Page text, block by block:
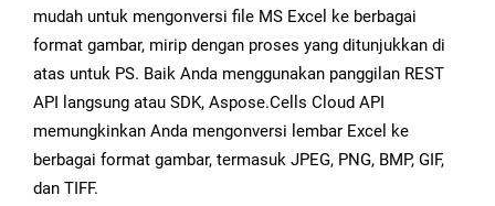
mudah untuk mengonversi file MS Excel ke berbagai
format gambar, mirip dengan proses yang ditunjukkan di
atas untuk PS. Baik Anda menggunakan panggilan REST
API langsung atau SDK, Aspose.Cells Cloud API
memungkinkan Anda mengonversi lembar Excel ke
berbagai format gambar, termasuk JPEG, PNG, BMP, GIF,
dan TIFF.